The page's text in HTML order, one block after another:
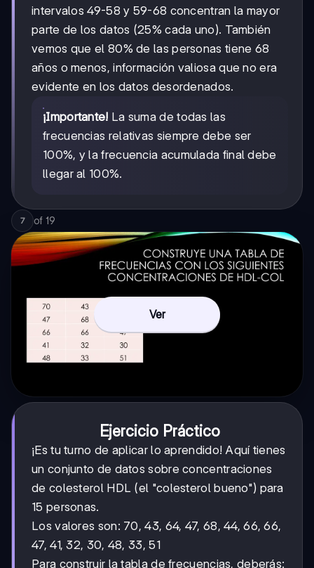
intervalos 49-58 y 59-68 concentran la mayor
parte de los datos (25% cada uno). También
vemos que el 80% de las personas tiene 68
años o menos, información valiosa que no era
evidente en los datos desordenados.
¡Importante! La suma de todas las
frecuencias relativas siempre debe ser
100%, y la frecuencia acumulada final debe
llegar al 100%.
7 of 19
Ver
Ejercicio Práctico
¡Es tu turno de aplicar lo aprendido! Aquí tienes
un conjunto de datos sobre concentraciones
de colesterol HDL (el "colesterol bueno") para
15 personas.
Los valores son: 70, 43, 64, 47, 68, 44, 66, 66,
47, 41, 32, 30, 48, 33, 51
Para construir la tabla de frecuencias, deberás: